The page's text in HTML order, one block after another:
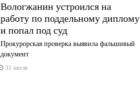
Вологжанин устроился на
работу по поддельному диплому
и попал под суд
Прокурорская проверка выявила фальшивый
документ
31 июля